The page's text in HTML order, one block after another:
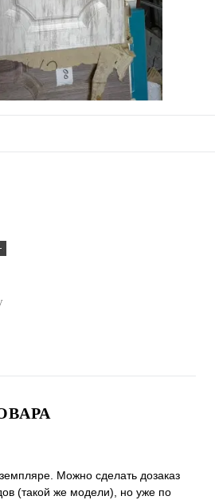
Можно сделать дозаказ
(такой же модели), но уже по